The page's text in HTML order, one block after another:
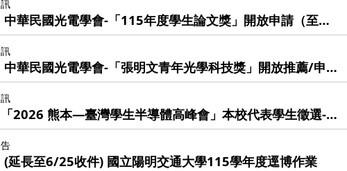
華民國光電學會-「115年度學生論文獎」開放申請（至
止），歡迎踴躍報名！
華民國光電學會-「張明文青年光學科技獎」開放推薦/申請
31截止），歡迎踴躍競逐！
2026 熊本—臺灣學生半導體高峰會」本校代表學生徵選-學
日提前至6/24 (三)!
(延長至6/25收件) 國立陽明交通大學115學年度逕博作業